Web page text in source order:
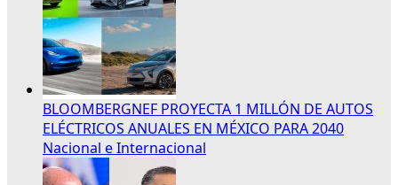
BLOOMBERGNEF PROYECTA 1 MILLÓN DE AUTOS
ELÉCTRICOS ANUALES EN MÉXICO PARA 2040
Nacional e Internacional